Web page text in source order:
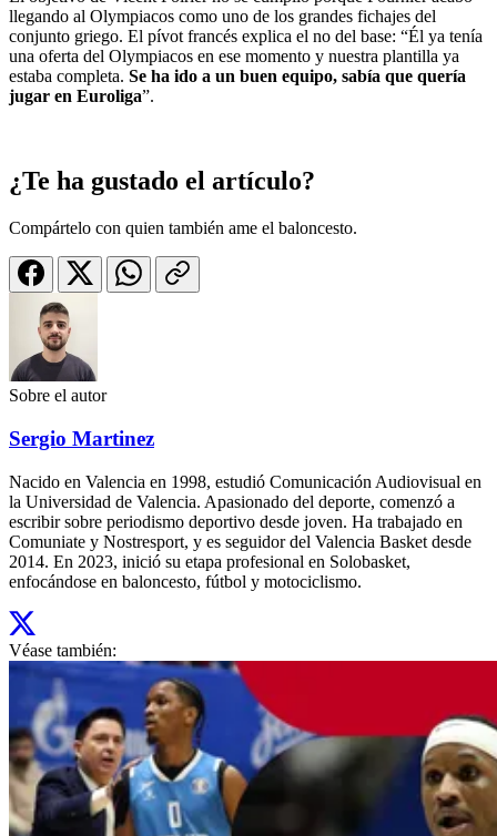
llegando al Olympiacos como uno de los grandes fichajes del
conjunto griego. El pívot francés explica el no del base: “Él ya tenía
una oferta del Olympiacos en ese momento y nuestra plantilla ya
estaba completa. Se ha ido a un buen equipo, sabía que quería
jugar en Euroliga”.
¿Te ha gustado el artículo?
Compártelo con quien también ame el baloncesto.
Sobre el autor
Sergio Martinez
Nacido en Valencia en 1998, estudió Comunicación Audiovisual en
la Universidad de Valencia. Apasionado del deporte, comenzó a
escribir sobre periodismo deportivo desde joven. Ha trabajado en
Comuniate y Nostresport, y es seguidor del Valencia Basket desde
2014. En 2023, inició su etapa profesional en Solobasket,
enfocándose en baloncesto, fútbol y motociclismo.
Véase también: